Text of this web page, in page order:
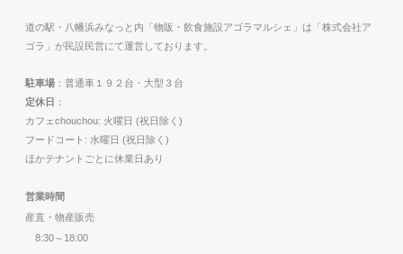
道の駅・八幡浜みなっと内「物販・飲食施設アゴラマルシェ」は「株式会社ア
ゴラ」が民設民営にて運営しております。
駐車場 ：普通車１９２台・大型３台
定休日 ：
カフェchouchou: 火曜日 (祝日除く)
フードコート: 水曜日 (祝日除く)
ほかテナントごとに休業日あり
営業時間
産直・物産販売
8:30～18:00